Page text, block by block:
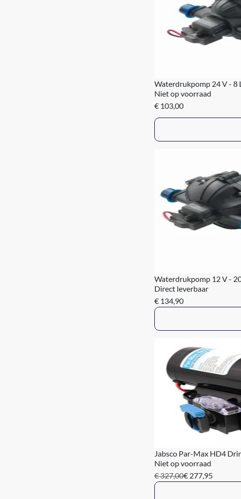
Waterdrukpomp 24 V - 8
Niet op voorraad
€ 103,00
Waterdrukpomp 12 V -
Direct leverbaar
€ 134,90
Jabsco Par-Max HD4
Niet op voorraad
€ 327,00€ 277,95